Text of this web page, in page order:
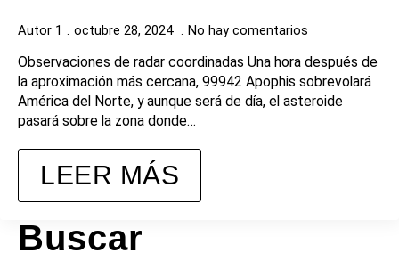
Autor 1 octubre 28, 2024 No hay comentarios
Observaciones de radar coordinadas Una hora después de
la aproximación más cercana, 99942 Apophis sobrevolará
América del Norte, y aunque será de día, el asteroide
pasará sobre la zona donde…
LEER MÁS
Buscar